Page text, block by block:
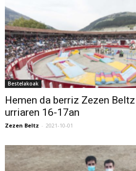
Bestelakoak
Hemen da berriz Zezen
urriaren 16-17an
Zezen Beltz - 2021-10-01